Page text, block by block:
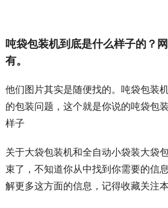
吨袋包装机到底是什么样子的？
有。
他们图片其实是随便找的。吨袋包装
的包装问题，这个就是你说的吨袋包
样子
关于大袋包装机和全自动小袋装大袋
束了，不知道你从中找到你需要的信
解更多这方面的信息，记得收藏关注本